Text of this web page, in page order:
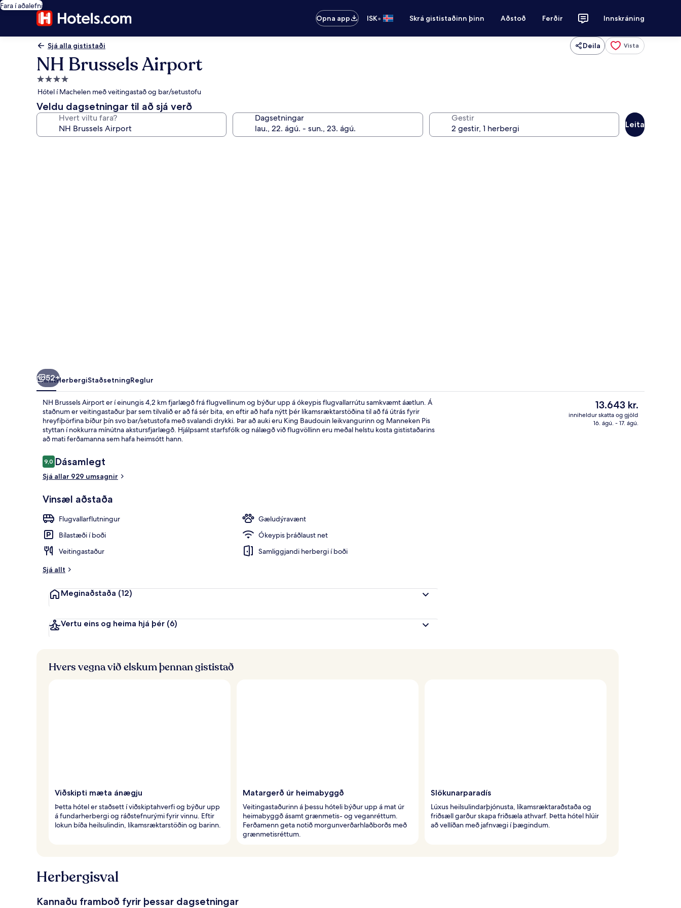
Fara í aðalefni
Opna app
ISK• Skrá gististaðinn þinn Aðstoð Ferðir Innskráning
Sjá alla gististaði Deila Vista
NH Brussels Airport
4.0
stjörnu
gististaður
Hótel í Machelen með veitingastað og bar/setustofu
Veldu dagsetningar til að sjá verð
Hvert viltu fara? Dagsetningar Gestir
Leita
Morgunverðarhlaðborð daglega gegn gjaldi Míníbar, öryggishólf í herbergi,
52+
YfirlitHerbergiStaðsetningReglur
NH Brussels Airport er í einungis 4,2 km fjarlægð frá flugvellinum og býður upp á ókeypis flugvallarrútu samkvæmt áætlun. Á
staðnum er veitingastaður þar sem tilvalið er að fá sér bita, en eftir að hafa nýtt þér líkamsræktarstöðina til að fá útrás fyrir
hreyfiþörfina bíður þín svo bar/setustofa með svalandi drykki. Þar að auki eru King Baudouin leikvangurinn og Manneken Pis
styttan í nokkurra mínútna akstursfjarlægð. Hjálpsamt starfsfólk og nálægð við flugvöllinn eru meðal helstu kosta gististaðarins
að mati ferðamanna sem hafa heimsótt hann.
Umsagnir
9,09,0 af 10
Dásamlegt
Sjá allar 929 umsagnir
Vinsæl aðstaða
Flugvallarflutningur
Gæludýravænt
Bílastæði í boði
Ókeypis þráðlaust net
Veitingastaður
Samliggjandi herbergi í boði
Sjá allt
Meginaðstaða (12)
Vertu eins og heima hjá þér (6)
Núverandi
verð
er
13.643 kr.
inniheldur skatta og gjöld
16. ágú. - 17. ágú.
Hvers vegna við elskum þennan gististað
Viðskipti mæta ánægju
Þetta hótel er staðsett í viðskiptahverfi og býður upp
á fundarherbergi og ráðstefnurými fyrir vinnu. Eftir
lokun bíða heilsulindin, líkamsræktarstöðin og barinn.
Matargerð úr heimabyggð
Veitingastaðurinn á þessu hóteli býður upp á mat úr
heimabyggð ásamt grænmetis- og veganréttum.
Ferðamenn geta notið morgunverðarhlaðborðs með
grænmetisréttum.
Slökunarparadís
Lúxus heilsulindarþjónusta, líkamsræktaraðstaða og
friðsæll garður skapa friðsæla athvarf. Þetta hótel hlúir
að vellíðan með jafnvægi í þægindum.
Herbergisval
Kannaðu framboð fyrir þessar dagsetningar